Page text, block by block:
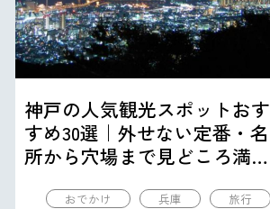
神戸の人気観光スポットおす
すめ30選｜外せない定番・名
所から穴場まで見どころ満載
おでかけ 兵庫 旅行